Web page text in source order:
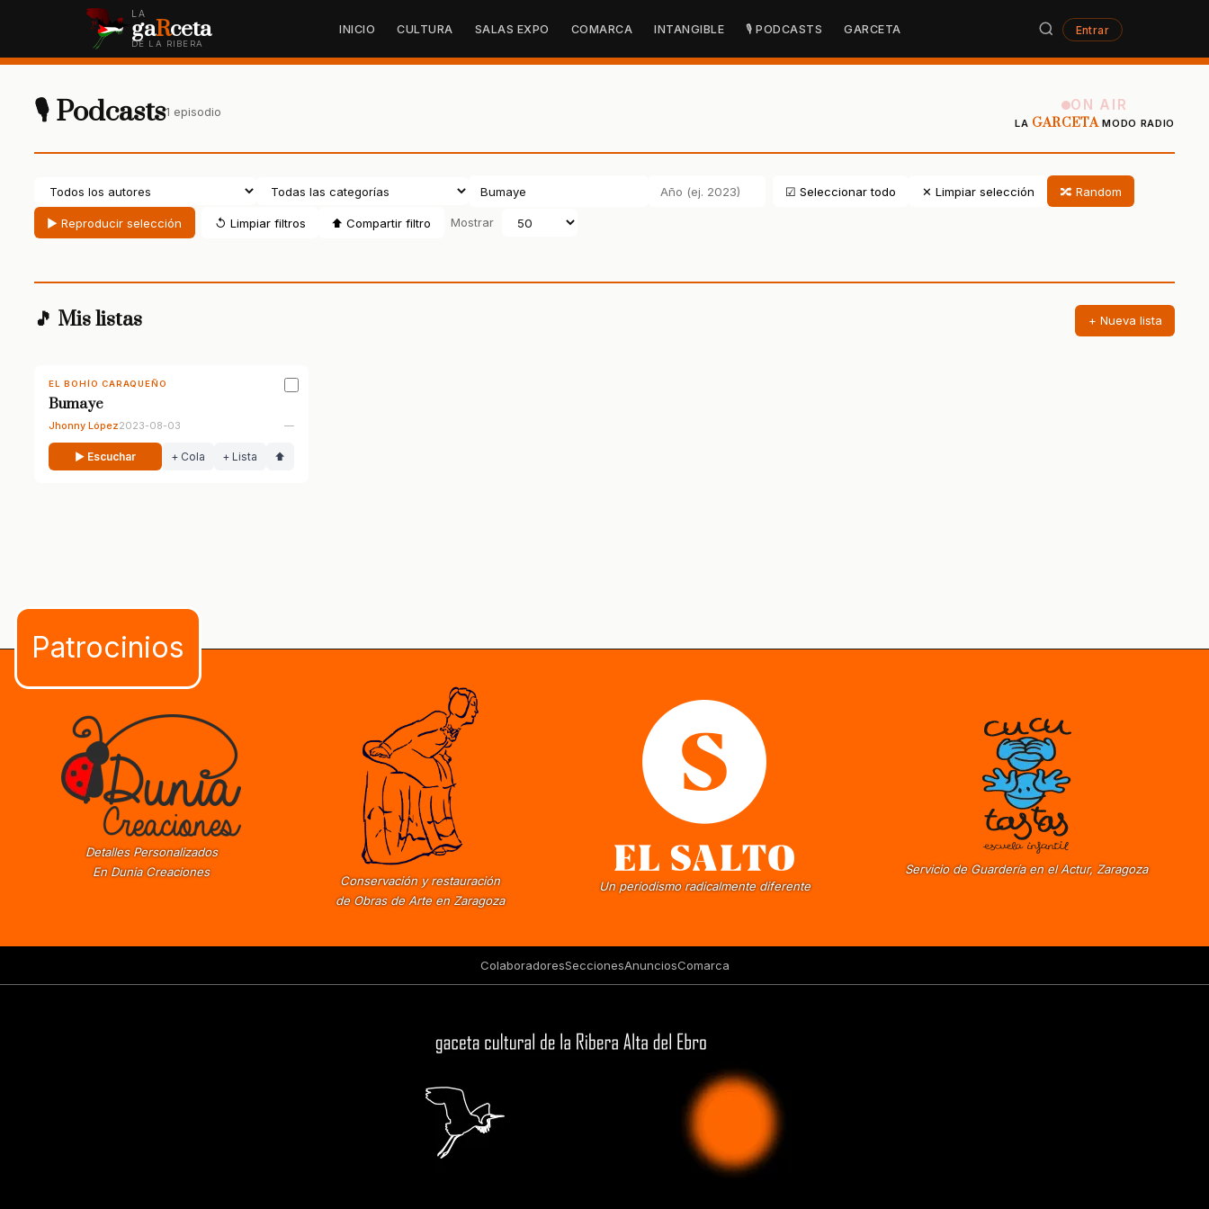
LA
gaRceta
DE LA RIBERA
INICIO CULTURA SALAS EXPO COMARCA INTANGIBLE 🎙 PODCASTS GARCETA Entrar
🎙 Podcasts1 episodio ON AIR
LA GARCETAMODO RADIO
☑ Seleccionar todo ✕ Limpiar selección 🔀 Random
▶ Reproducir selección ↺ Limpiar filtros ⬆ Compartir filtro Mostrar
🎵 Mis listas + Nueva lista
EL BOHÍO CARAQUEÑO
Bumaye
Jhonny López2023-08-03 —
▶ Escuchar + Cola + Lista ⬆
Detalles Personalizados
En Dunia Creaciones
Conservación y restauración
de Obras de Arte en Zaragoza
Un periodismo radicalmente diferente
Servicio de Guardería en el Actur, Zaragoza
ColaboradoresSeccionesAnunciosComarca